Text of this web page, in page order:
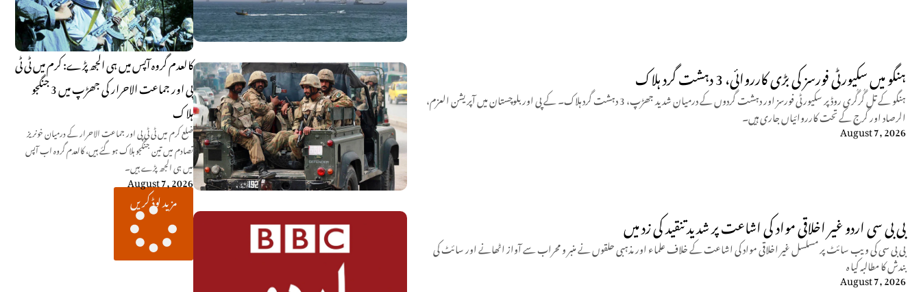
کالعدم گروہ آپس میں ہی الجھ پڑے: کرم میں ٹی ٹی
پی اور جماعت الاحرار کی جھڑپ میں 3 جنگجو
ہلاک
ضلع کرم میں ٹی ٹی پی اور جماعت الاحرار کے درمیان خونریز
تصادم میں تین جنگجو ہلاک ہو گئے ہیں، کالعدم گروہ اب آپس
میں ہی الجھ پڑے ہیں۔
August 7, 2026
مزید لوڈ کریں
ہنگو میں سکیورٹی فورسز کی بڑی کارروائی، 3 دہشت گرد ہلاک
ہنگو کے تل گُرگُری روڈ پر سکیورٹی فورسز اور دہشت گردوں کے درمیان شدید جھڑپ، 3 دہشت گرد ہلاک۔ کے پی اور بلوچستان میں آپریشن العزم،
الرصاد اور گرج کے تحت کارروائیاں جاری ہیں۔
August 7, 2026
بی بی سی اردو غیر اخلاقی مواد کی اشاعت پر شدید تنقید کی زد میں
بی بی سی کی ویب سائٹ پر مسلسل غیر اخلاقی مواد کی اشاعت کے خلاف علماء اور مذہبی حلقوں نے منبر و محراب سے آواز اٹھانے اور سائٹ کی
بندش کا مطالبہ کیا ہ
August 7, 2026